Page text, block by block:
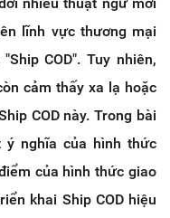
lĩnh vực thương mại
COD". Tuy nhiên,
cảm thấy xa lạ hoặc
COD này. Trong bài
nghĩa của hình thức
của hình thức giao
khai Ship COD hiệu